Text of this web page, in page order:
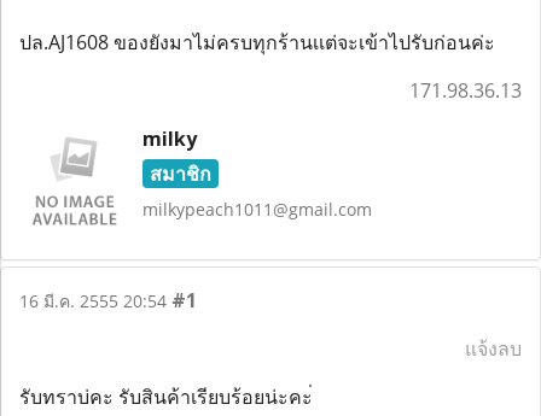
ปล.AJ1608 ของยังมาไม่ครบทุกร้านเเต่จะเข้าไปรับก่อนค่ะ
171.98.36.13
milky
สมาชิก
milkypeach1011@gmail.com
16 มี.ค. 2555 20:54 #1
แจ้งลบ
รับทราบ่คะ รับสินค้าเรียบร้อยน่ะคะ่